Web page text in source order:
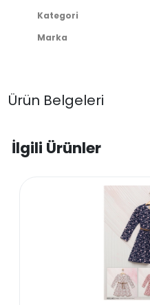
Kategori
Marka
Ürün Belgeleri
İlgili Ürünler